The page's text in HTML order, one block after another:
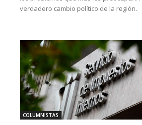
verdadero cambio político de la región.
COLUMNISTAS